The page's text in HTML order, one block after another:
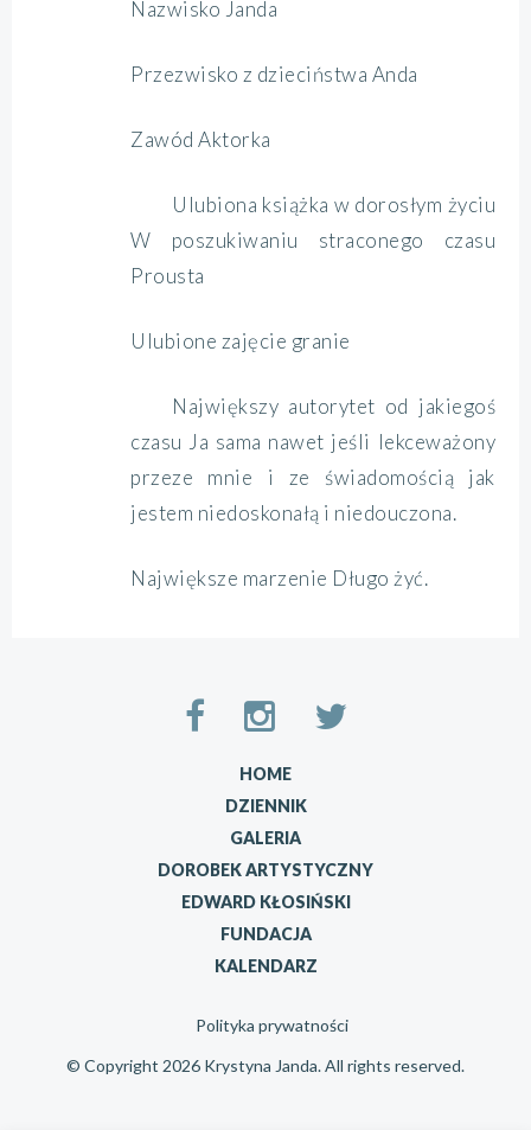
Nazwisko Janda
Przezwisko z dzieciństwa Anda
Zawód Aktorka
Ulubiona książka w dorosłym życiu
W poszukiwaniu straconego czasu
Prousta
Ulubione zajęcie granie
Największy autorytet od jakiegoś
czasu Ja sama nawet jeśli lekceważony
przeze mnie i ze świadomością jak
jestem niedoskonałą i niedouczona.
Największe marzenie Długo żyć.
HOME
DZIENNIK
GALERIA
DOROBEK ARTYSTYCZNY
EDWARD KŁOSIŃSKI
FUNDACJA
KALENDARZ
Polityka prywatności
© Copyright 2026 Krystyna Janda. All rights reserved.